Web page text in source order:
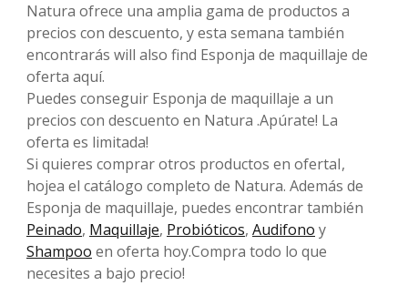
Natura ofrece una amplia gama de productos a
precios con descuento, y esta semana también
encontrarás will also find Esponja de maquillaje de
oferta aquí.
Puedes conseguir Esponja de maquillaje a un
precios con descuento en Natura .Apúrate! La
oferta es limitada!
Si quieres comprar otros productos en ofertaI,
hojea el catálogo completo de Natura. Además de
Esponja de maquillaje, puedes encontrar también
Peinado, Maquillaje, Probióticos, Audifono y
Shampoo en oferta hoy.Compra todo lo que
necesites a bajo precio!